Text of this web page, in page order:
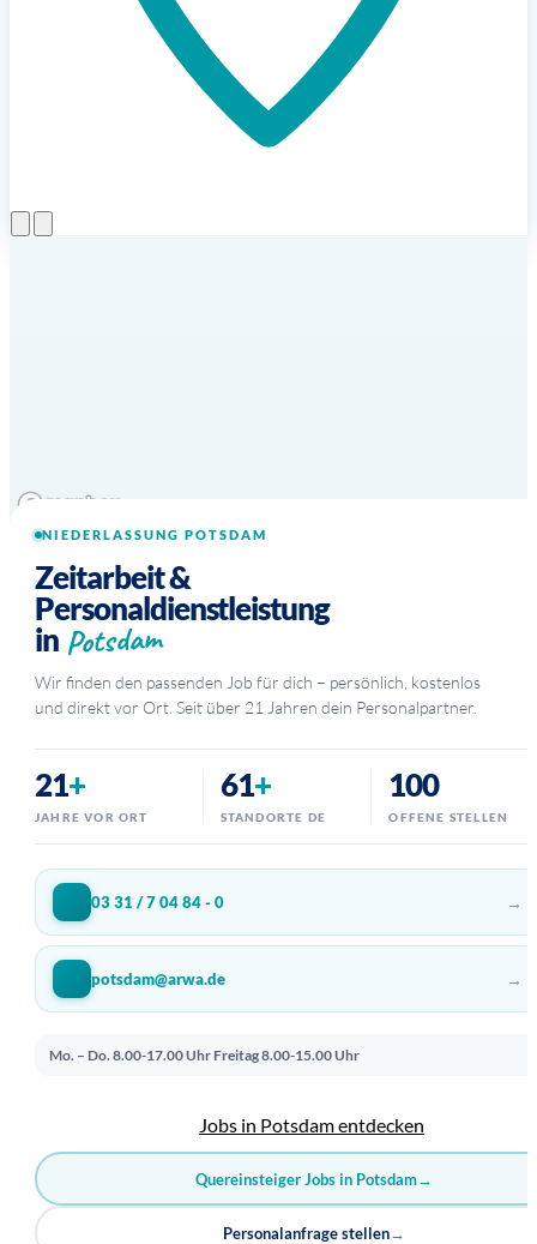
NIEDERLASSUNG POTSDAM
Zeitarbeit &
Personaldienstleistung
in Potsdam
Wir finden den passenden Job für dich – persönlich, kostenlos
und direkt vor Ort. Seit über 21 Jahren dein Personalpartner.
21+
JAHRE VOR ORT
61+
STANDORTE DE
100
OFFENE STELLEN
03 31 / 7 04 84 - 0 →
potsdam@arwa.de →
Mo. – Do. 8.00-17.00 Uhr Freitag 8.00-15.00 Uhr
Jobs in Potsdam entdecken
Quereinsteiger Jobs in Potsdam→
Personalanfrage stellen→